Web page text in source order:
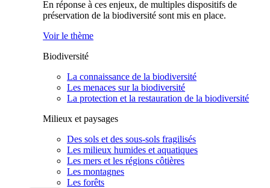
En réponse à ces enjeux, de multiples dispositifs de
préservation de la biodiversité sont mis en place.
Voir le thème
Biodiversité
La connaissance de la biodiversité
Les menaces sur la biodiversité
La protection et la restauration de la biodiversité
Milieux et paysages
Des sols et des sous-sols fragilisés
Les milieux humides et aquatiques
Les mers et les régions côtières
Les montagnes
Les forêts